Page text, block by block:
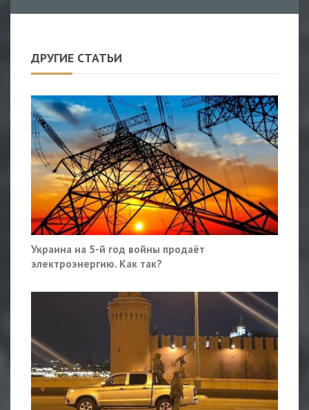
ДРУГИЕ СТАТЬИ
Украина на 5-й год войны продаёт
электроэнергию. Как так?